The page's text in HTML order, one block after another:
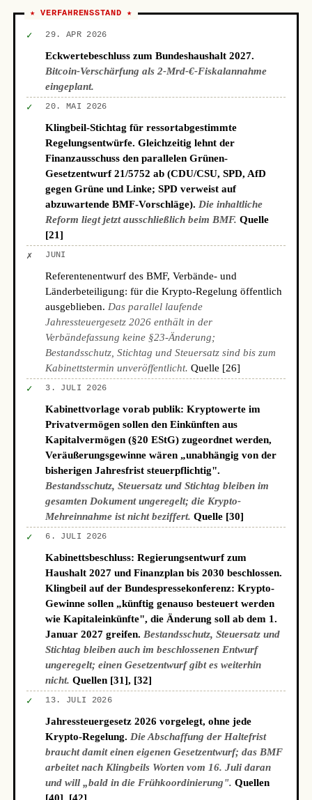
★ VERFAHRENSSTAND ★
✓ 29. APR 2026
Eckwertebeschluss zum Bundeshaushalt 2027.
Bitcoin-Verschärfung als 2-Mrd-€-Fiskalannahme
eingeplant.
✓ 20. MAI 2026
Klingbeil-Stichtag für ressortabgestimmte
Regelungsentwürfe. Gleichzeitig lehnt der
Finanzausschuss den parallelen Grünen-
Gesetzentwurf 21/5752 ab (CDU/CSU, SPD, AfD
gegen Grüne und Linke; SPD verweist auf
abzuwartende BMF-Vorschläge). Die inhaltliche
Reform liegt jetzt ausschließlich beim BMF. Quelle
[21]
✗ JUNI
Referentenentwurf des BMF, Verbände- und
Länderbeteiligung: für die Krypto-Regelung öffentlich
ausgeblieben. Das parallel laufende
Jahressteuergesetz 2026 enthält in der
Verbändefassung keine §23-Änderung;
Bestandsschutz, Stichtag und Steuersatz sind bis zum
Kabinettstermin unveröffentlicht. Quelle [26]
✓ 3. JULI 2026
Kabinettvorlage vorab publik: Kryptowerte im
Privatvermögen sollen den Einkünften aus
Kapitalvermögen (§20 EStG) zugeordnet werden,
Veräußerungsgewinne wären „unabhängig von der
bisherigen Jahresfrist steuerpflichtig".
Bestandsschutz, Steuersatz und Stichtag bleiben im
gesamten Dokument ungeregelt; die Krypto-
Mehreinnahme ist nicht beziffert. Quelle [30]
✓ 6. JULI 2026
Kabinettsbeschluss: Regierungsentwurf zum
Haushalt 2027 und Finanzplan bis 2030 beschlossen.
Klingbeil auf der Bundespressekonferenz: Krypto-
Gewinne sollen „künftig genauso besteuert werden
wie Kapitaleinkünfte", die Änderung soll ab dem 1.
Januar 2027 greifen. Bestandsschutz, Steuersatz und
Stichtag bleiben auch im beschlossenen Entwurf
ungeregelt; einen Gesetzentwurf gibt es weiterhin
nicht. Quellen [31], [32]
✓ 13. JULI 2026
Jahressteuergesetz 2026 vorgelegt, ohne jede
Krypto-Regelung. Die Abschaffung der Haltefrist
braucht damit einen eigenen Gesetzentwurf; das BMF
arbeitet nach Klingbeils Worten vom 16. Juli daran
und will „bald in die Frühkoordinierung". Quellen